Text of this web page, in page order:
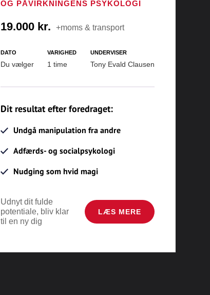
OG PÅVIRKNINGENS PSYKOLOGI
19.000 kr. +moms & transport
DATO
Du vælger
VARIGHED
1 time
UNDERVISER
Tony Evald Clausen
Dit resultat efter foredraget:
Undgå manipulation fra andre
Adfærds- og socialpsykologi
Nudging som hvid magi
Udnyt dit fulde
potentiale, bliv klar
til en ny dig
LÆS MERE